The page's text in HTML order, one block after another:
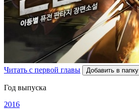
Читать с первой главы Добавить в папку
Год выпуска
2016